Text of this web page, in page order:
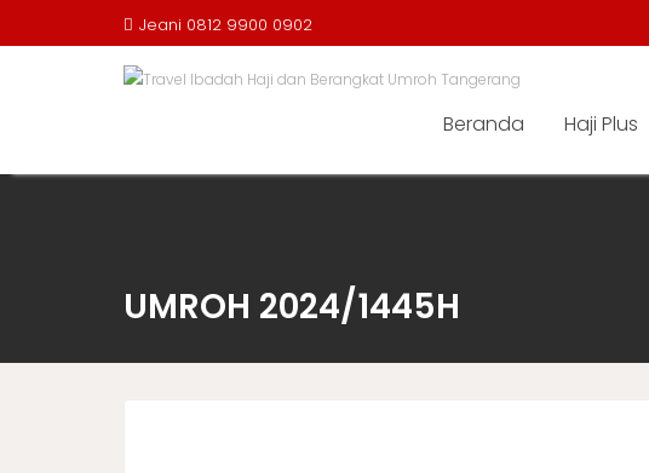
Jeani 0812 9900 0902
Beranda Haji Plus
UMROH 2024/1445H